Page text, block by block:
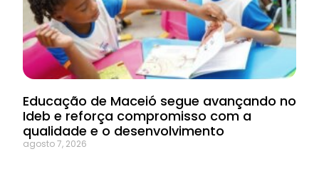
Educação de Maceió segue avançando no
Ideb e reforça compromisso com a
qualidade e o desenvolvimento
agosto 7, 2026